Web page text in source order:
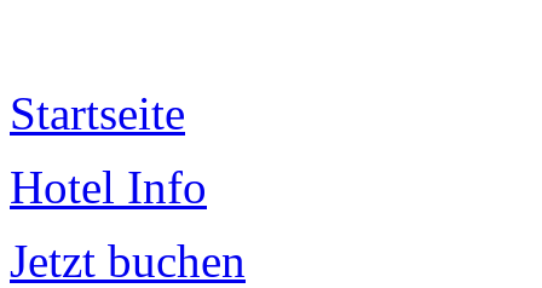
Startseite
Hotel Info
Jetzt buchen